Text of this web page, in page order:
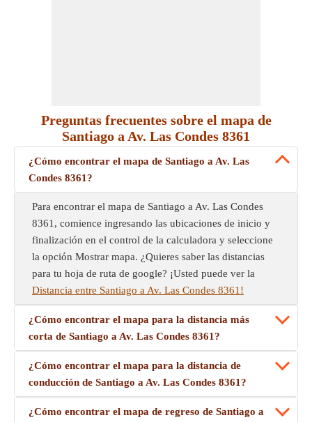
Preguntas frecuentes sobre el mapa de
Santiago a Av. Las Condes 8361
¿Cómo encontrar el mapa de Santiago a Av. Las
Condes 8361?
Para encontrar el mapa de Santiago a Av. Las Condes
8361, comience ingresando las ubicaciones de inicio y
finalización en el control de la calculadora y seleccione
la opción Mostrar mapa. ¿Quieres saber las distancias
para tu hoja de ruta de google? ¡Usted puede ver la
Distancia entre Santiago a Av. Las Condes 8361!
¿Cómo encontrar el mapa para la distancia más
corta de Santiago a Av. Las Condes 8361?
¿Cómo encontrar el mapa para la distancia de
conducción de Santiago a Av. Las Condes 8361?
¿Cómo encontrar el mapa de regreso de Santiago a